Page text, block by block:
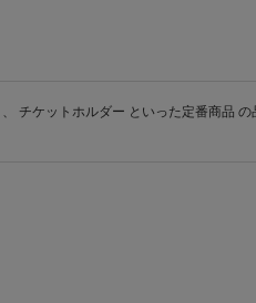
、 チケットホルダー といった定番商品